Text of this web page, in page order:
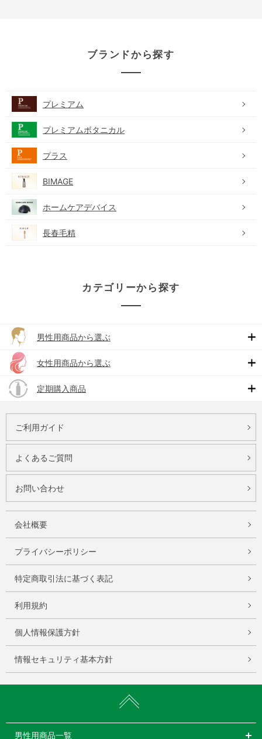
ブランドから探す
プレミアム
プレミアムボタニカル
プラス
BIMAGE
ホームケアデバイス
長春毛精
カテゴリーから探す
男性用商品から選ぶ
女性用商品から選ぶ
定期購入商品
ご利用ガイド
よくあるご質問
お問い合わせ
会社概要
プライバシーポリシー
特定商取引法に基づく表記
利用規約
個人情報保護方針
情報セキュリティ基本方針
男性用商品一覧